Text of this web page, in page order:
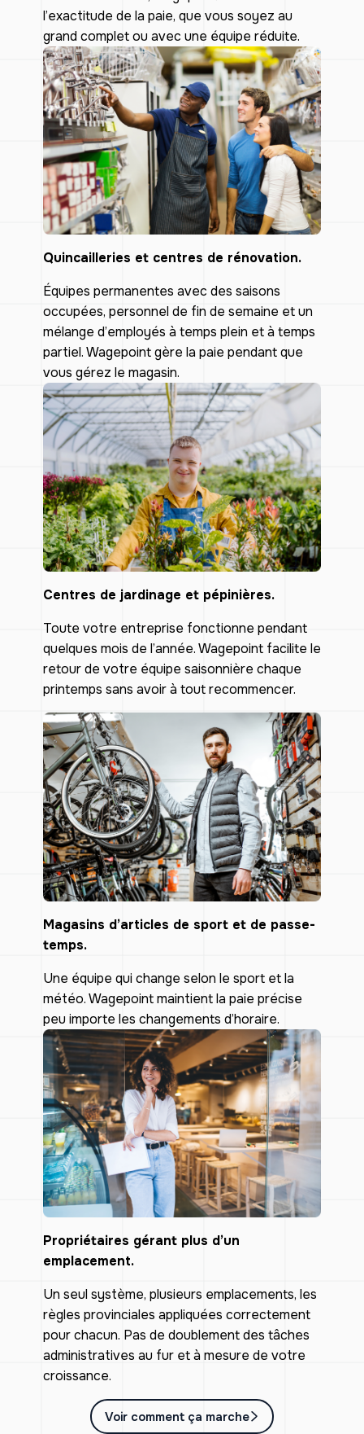
l’exactitude de la paie, que vous soyez au
grand complet ou avec une équipe réduite.
Quincailleries et centres de rénovation.
Équipes permanentes avec des saisons
occupées, personnel de fin de semaine et un
mélange d’employés à temps plein et à temps
partiel. Wagepoint gère la paie pendant que
vous gérez le magasin.
Centres de jardinage et pépinières.
Toute votre entreprise fonctionne pendant
quelques mois de l’année. Wagepoint facilite le
retour de votre équipe saisonnière chaque
printemps sans avoir à tout recommencer.
Magasins d’articles de sport et de passe-
temps.
Une équipe qui change selon le sport et la
météo. Wagepoint maintient la paie précise
peu importe les changements d’horaire.
Propriétaires gérant plus d’un
emplacement.
Un seul système, plusieurs emplacements, les
règles provinciales appliquées correctement
pour chacun. Pas de doublement des tâches
administratives au fur et à mesure de votre
croissance.
Voir comment ça marche